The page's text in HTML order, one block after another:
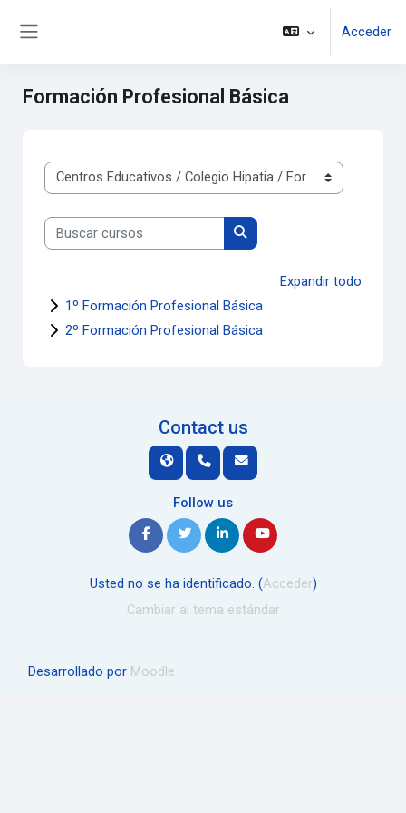
Acceder
Formación Profesional Básica
Categorías
Buscar cursos
Buscar cursos
Expandir todo
1º Formación Profesional Básica
2º Formación Profesional Básica
Contact us
Follow us
Usted no se ha identificado. (Acceder)
Cambiar al tema estándar
Desarrollado por Moodle